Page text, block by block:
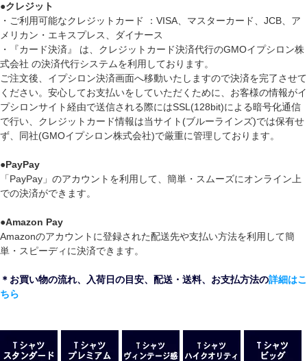
●クレジット
・ご利用可能なクレジットカード ：VISA、マスターカード、JCB、ア
メリカン・エキスプレス、ダイナース
・『カード決済』 は、クレジットカード決済代行のGMOイプシロン株
式会社 の決済代行システムを利用しております。
ご注文後、イプシロン決済画面へ移動いたしますので決済を完了させて
ください。安心してお支払いをしていただくために、お客様の情報がイ
プシロンサイト経由で送信される際にはSSL(128bit)による暗号化通信
で行い、クレジットカード情報は当サイト(ブルーラインズ)では保有せ
ず、同社(GMOイプシロン株式会社)で厳重に管理しております。
●PayPay
「PayPay」のアカウントを利用して、簡単・スムーズにオンライン上
での決済ができます。
●Amazon Pay
Amazonのアカウントに登録された配送先や支払い方法を利用して簡
単・スピーディに決済できます。
＊お買い物の流れ、入荷日の目安、配送・送料、お支払方法の詳細はこ
ちら